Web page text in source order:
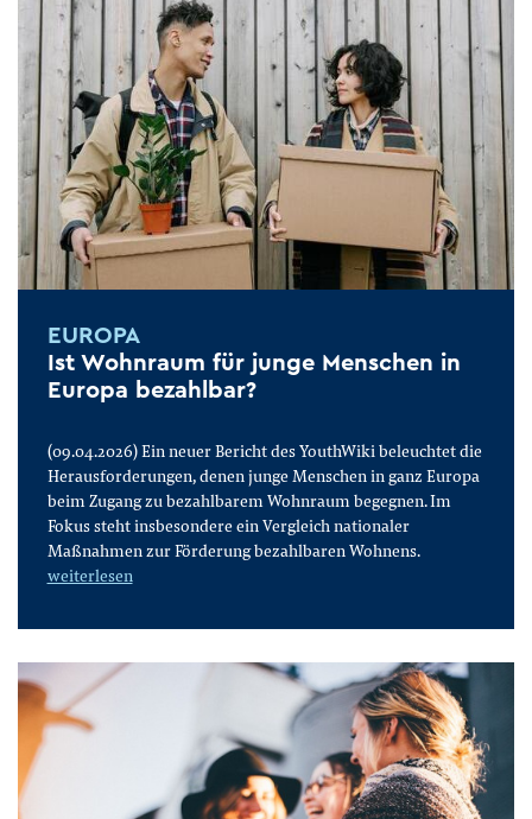
EUROPA
Ist Wohnraum für junge Menschen in
Europa bezahlbar?
(09.04.2026) Ein neuer Bericht des YouthWiki beleuchtet die
Herausforderungen, denen junge Menschen in ganz Europa
beim Zugang zu bezahlbarem Wohnraum begegnen. Im
Fokus steht insbesondere ein Vergleich nationaler
Maßnahmen zur Förderung bezahlbaren Wohnens.
weiterlesen